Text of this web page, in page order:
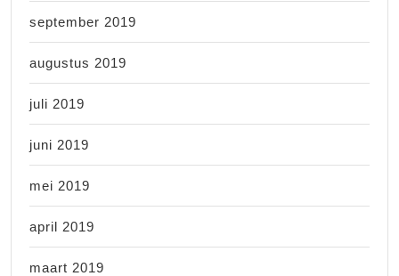
september 2019
augustus 2019
juli 2019
juni 2019
mei 2019
april 2019
maart 2019